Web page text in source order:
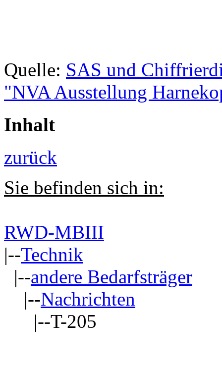
Quelle: SAS und
"NVA Ausstellung
Inhalt
zurück
Sie befinden sich in:
RWD-MBIII
|--Technik
|--andere Bedarfsträger
|--Nachrichten
|--T-205